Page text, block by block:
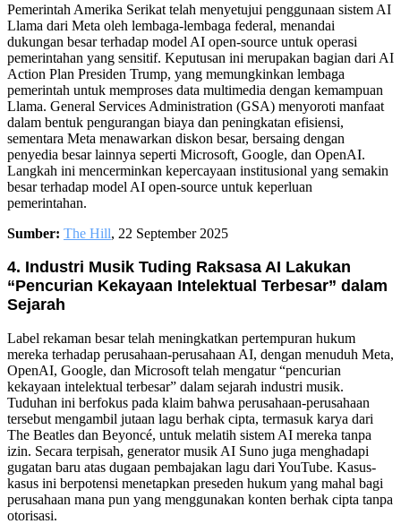
Pemerintah Amerika Serikat telah menyetujui penggunaan sistem AI
Llama dari Meta oleh lembaga-lembaga federal, menandai
dukungan besar terhadap model AI open-source untuk operasi
pemerintahan yang sensitif. Keputusan ini merupakan bagian dari AI
Action Plan Presiden Trump, yang memungkinkan lembaga
pemerintah untuk memproses data multimedia dengan kemampuan
Llama. General Services Administration (GSA) menyoroti manfaat
dalam bentuk pengurangan biaya dan peningkatan efisiensi,
sementara Meta menawarkan diskon besar, bersaing dengan
penyedia besar lainnya seperti Microsoft, Google, dan OpenAI.
Langkah ini mencerminkan kepercayaan institusional yang semakin
besar terhadap model AI open-source untuk keperluan
pemerintahan.
Sumber: The Hill, 22 September 2025
4. Industri Musik Tuding Raksasa AI Lakukan
“Pencurian Kekayaan Intelektual Terbesar” dalam
Sejarah
Label rekaman besar telah meningkatkan pertempuran hukum
mereka terhadap perusahaan-perusahaan AI, dengan menuduh Meta,
OpenAI, Google, dan Microsoft telah mengatur “pencurian
kekayaan intelektual terbesar” dalam sejarah industri musik.
Tuduhan ini berfokus pada klaim bahwa perusahaan-perusahaan
tersebut mengambil jutaan lagu berhak cipta, termasuk karya dari
The Beatles dan Beyoncé, untuk melatih sistem AI mereka tanpa
izin. Secara terpisah, generator musik AI Suno juga menghadapi
gugatan baru atas dugaan pembajakan lagu dari YouTube. Kasus-
kasus ini berpotensi menetapkan preseden hukum yang mahal bagi
perusahaan mana pun yang menggunakan konten berhak cipta tanpa
otorisasi.